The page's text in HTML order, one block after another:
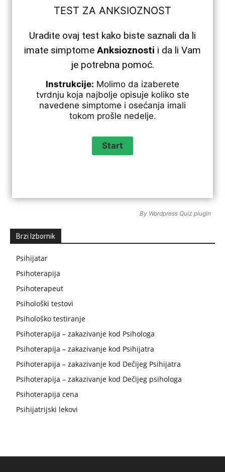
TEST ZA ANKSIOZNOST
Uradite ovaj test kako biste saznali da li
imate simptome Anksioznosti i da li Vam
je potrebna pomoć.
Instrukcije: Molimo da izaberete
tvrdnju koja najbolje opisuje koliko ste
navedene simptome i osećanja imali
tokom prošle nedelje.
By Wordpress Quiz plugin
Brzi Izbornik
Psihijatar
Psihoterapija
Psihoterapeut
Psihološki testovi
Psihološko testiranje
Psihoterapija – zakazivanje kod Psihologa
Psihoterapija – zakazivanje kod Psihijatra
Psihoterapija – zakazivanje kod Dečijeg Psihijatra
Psihoterapija – zakazivanje kod Dečijeg psihologa
Psihoterapija cena
Psihijatrijski lekovi